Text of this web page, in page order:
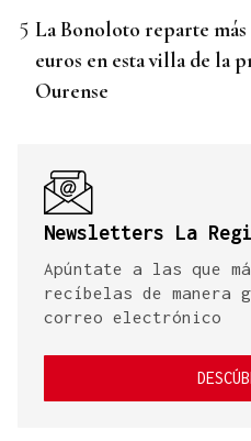
La Bonoloto reparte
euros en esta villa de la
Ourense
Newsletters La
Apúntate a las que
recíbelas de manera
correo electrónico